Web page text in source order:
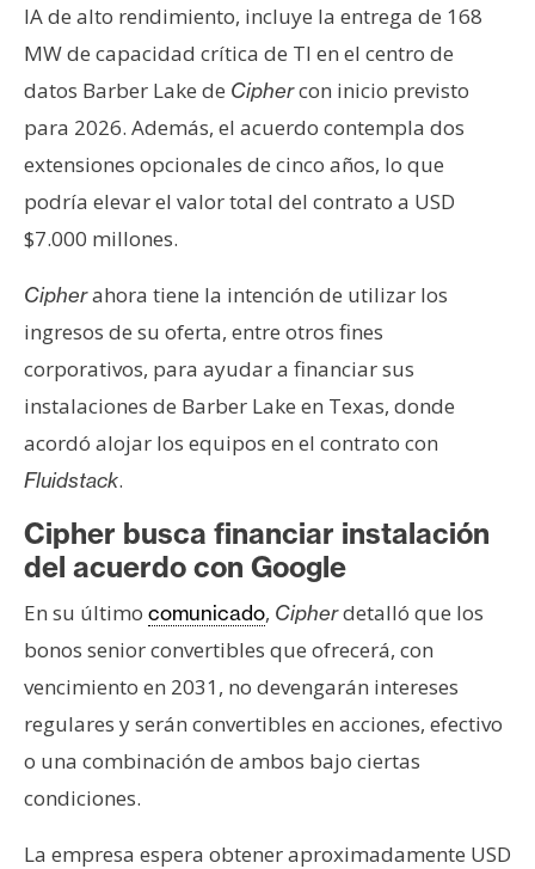
P
u
b
l
c
d
d
IA de alto rendimiento, incluye la entrega de 168
MW de capacidad crítica de TI en el centro de
datos Barber Lake de Ciphercon inicio previsto
para 2026. Además, el acuerdo contempla dos
extensiones opcionales de cinco años, lo que
podría elevar el valor total del contrato a USD
$7.000 millones.
Cipherahora tiene la intención de utilizar los
ingresos de su oferta, entre otros fines
corporativos, para ayudar a financiar sus
instalaciones de Barber Lake en Texas, donde
acordó alojar los equipos en el contrato con
Fluidstack.
Cipher busca financiar instalación
del acuerdo con Google
En su último comunicado, Cipherdetalló que los
bonos senior convertibles que ofrecerá, con
vencimiento en 2031, no devengarán intereses
regulares y serán convertibles en acciones, efectivo
o una combinación de ambos bajo ciertas
condiciones.
La empresa espera obtener aproximadamente USD